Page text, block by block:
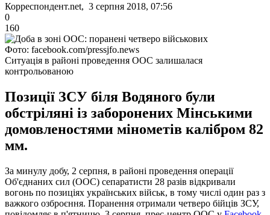
Корреспондент.net, 3 серпня 2018, 07:56
0
160
Фото: facebook.com/pressjfo.news
Ситуація в районі проведення ООС залишалася
контрольованою
Позиції ЗСУ біля Водяного були
обстріляні із заборонених Мінськими
домовленостями мінометів калібром 82
мм.
За минулу добу, 2 серпня, в районі проведення операції
Об'єднаних сил (ООС) сепаратисти 28 разів відкривали
вогонь по позиціях українських військ, в тому числі один раз з
важкого озброєння. Поранення отримали четверо бійців ЗСУ,